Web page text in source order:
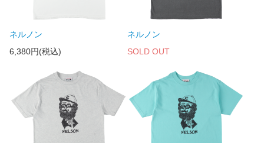
ネルノン
6,380円(税込)
ネルノン
SOLD OUT